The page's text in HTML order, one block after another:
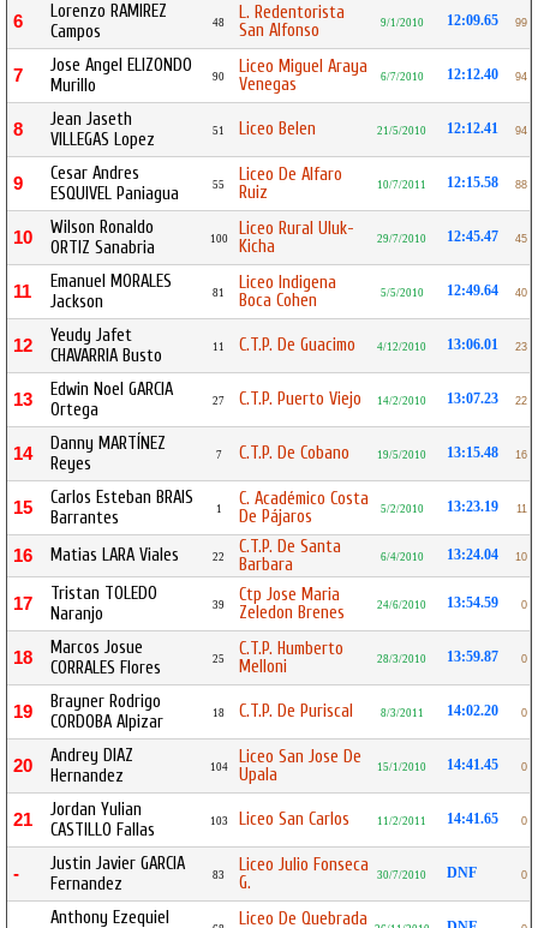
6
Lorenzo RAMIREZ
Campos
48
L. Redentorista
San Alfonso
9/1/2010 12:09.65 99
7
Jose Angel ELIZONDO
Murillo
90
Liceo Miguel Araya
Venegas
6/7/2010 12:12.40 94
8
Jean Jaseth
VILLEGAS Lopez
51 Liceo Belen 21/5/2010 12:12.41 94
9
Cesar Andres
ESQUIVEL Paniagua
55
Liceo De Alfaro
Ruiz
10/7/2011 12:15.58 88
10
Wilson Ronaldo
ORTIZ Sanabria
100
Liceo Rural Uluk-
Kicha
29/7/2010 12:45.47 45
11
Emanuel MORALES
Jackson
81
Liceo Indigena
Boca Cohen
5/5/2010 12:49.64 40
12
Yeudy Jafet
CHAVARRIA Busto
11 C.T.P. De Guacimo 4/12/2010 13:06.01 23
13
Edwin Noel GARCIA
Ortega
27 C.T.P. Puerto Viejo 14/2/2010 13:07.23 22
14
Danny MARTÍNEZ
Reyes
7 C.T.P. De Cobano 19/5/2010 13:15.48 16
15
Carlos Esteban BRAIS
Barrantes
1
C. Académico Costa
De Pájaros
5/2/2010 13:23.19 11
16 Matias LARA Viales 22
C.T.P. De Santa
Barbara
6/4/2010 13:24.04 10
17
Tristan TOLEDO
Naranjo
39
Ctp Jose Maria
Zeledon Brenes
24/6/2010 13:54.59 0
18
Marcos Josue
CORRALES Flores
25
C.T.P. Humberto
Melloni
28/3/2010 13:59.87 0
19
Brayner Rodrigo
CORDOBA Alpizar
18 C.T.P. De Puriscal 8/3/2011 14:02.20 0
20
Andrey DIAZ
Hernandez
104
Liceo San Jose De
Upala
15/1/2010 14:41.45 0
21
Jordan Yulian
CASTILLO Fallas
103 Liceo San Carlos 11/2/2011 14:41.65 0
-
Justin Javier GARCIA
Fernandez
83
Liceo Julio Fonseca
G.
30/7/2010 DNF 0
Anthony Ezequiel
Liceo De Quebrada